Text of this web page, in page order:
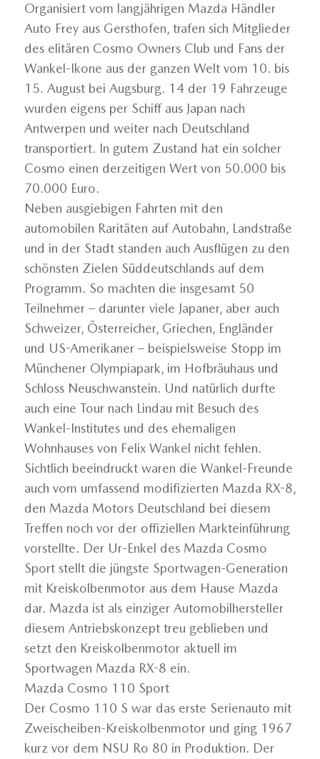
Organisiert vom langjährigen Mazda Händler
Auto Frey aus Gersthofen, trafen sich Mitglieder
des elitären Cosmo Owners Club und Fans der
Wankel-Ikone aus der ganzen Welt vom 10. bis
15. August bei Augsburg. 14 der 19 Fahrzeuge
wurden eigens per Schiff aus Japan nach
Antwerpen und weiter nach Deutschland
transportiert. In gutem Zustand hat ein solcher
Cosmo einen derzeitigen Wert von 50.000 bis
70.000 Euro.
Neben ausgiebigen Fahrten mit den
automobilen Raritäten auf Autobahn, Landstraße
und in der Stadt standen auch Ausflügen zu den
schönsten Zielen Süddeutschlands auf dem
Programm. So machten die insgesamt 50
Teilnehmer – darunter viele Japaner, aber auch
Schweizer, Österreicher, Griechen, Engländer
und US-Amerikaner – beispielsweise Stopp im
Münchener Olympiapark, im Hofbräuhaus und
Schloss Neuschwanstein. Und natürlich durfte
auch eine Tour nach Lindau mit Besuch des
Wankel-Institutes und des ehemaligen
Wohnhauses von Felix Wankel nicht fehlen.
Sichtlich beeindruckt waren die Wankel-Freunde
auch vom umfassend modifizierten Mazda RX-8,
den Mazda Motors Deutschland bei diesem
Treffen noch vor der offiziellen Markteinführung
vorstellte. Der Ur-Enkel des Mazda Cosmo
Sport stellt die jüngste Sportwagen-Generation
mit Kreiskolbenmotor aus dem Hause Mazda
dar. Mazda ist als einziger Automobilhersteller
diesem Antriebskonzept treu geblieben und
setzt den Kreiskolbenmotor aktuell im
Sportwagen Mazda RX-8 ein.
Mazda Cosmo 110 Sport
Der Cosmo 110 S war das erste Serienauto mit
Zweischeiben-Kreiskolbenmotor und ging 1967
kurz vor dem NSU Ro 80 in Produktion. Der